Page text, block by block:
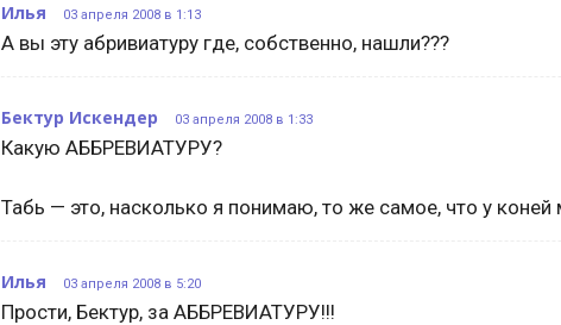
Илья 03 апреля 2008 в 1:13
А вы эту абривиатуру где, собственно, нашли???
Бектур Искендер 03 апреля 2008 в 1:33
Какую АББРЕВИАТУРУ?
Табь — это, насколько я понимаю, то же самое, что у коней
Илья 03 апреля 2008 в 5:20
Прости, Бектур, за АББРЕВИАТУРУ!!!